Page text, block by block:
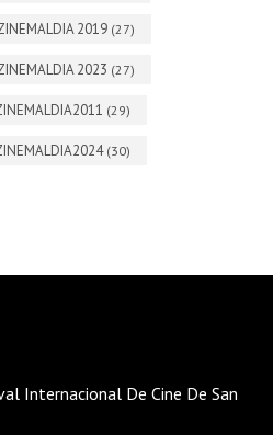
2019 (27)
2023 (27)
(29)
(30)
Internacional De Cine De San